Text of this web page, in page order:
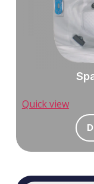
Quick view